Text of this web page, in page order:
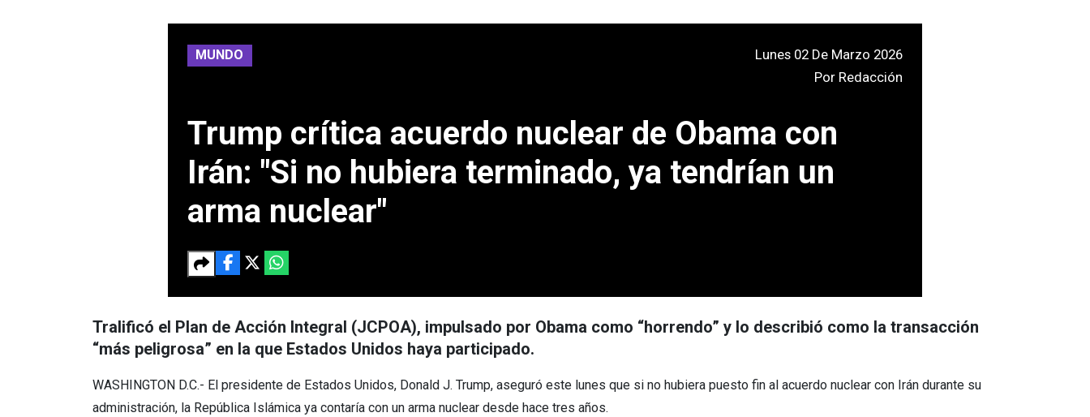
MUNDO
Lunes 02 De Marzo 2026
Por Redacción
Trump crítica acuerdo nuclear de Obama con
Irán: "Si no hubiera terminado, ya tendrían un
arma nuclear"
Tralificó el Plan de Acción Integral (JCPOA), impulsado por Obama como “horrendo” y lo describió como la transacción
“más peligrosa” en la que Estados Unidos haya participado.
WASHINGTON D.C.- El presidente de Estados Unidos, Donald J. Trump, aseguró este lunes que si no hubiera puesto fin al acuerdo nuclear con Irán durante su
administración, la República Islámica ya contaría con un arma nuclear desde hace tres años.